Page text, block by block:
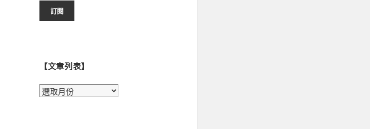
【文章列表】
【文